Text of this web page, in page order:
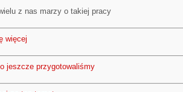
z nas marzy o takiej pracy
więcej
jeszcze przygotowaliśmy